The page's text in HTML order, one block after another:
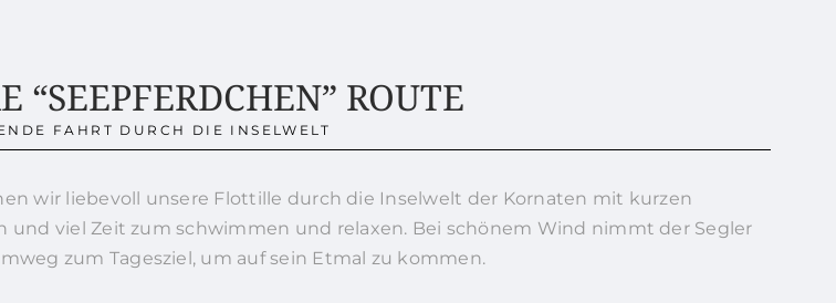
“SEEPFERDCHEN” ROUTE
FAHRT DURCH DIE INSELWELT
wir liebevoll unsere Flottille durch die Inselwelt der Kornaten mit kurzen
und viel Zeit zum schwimmen und relaxen. Bei schönem Wind nimmt der Segler
zum Tagesziel, um auf sein Etmal zu kommen.